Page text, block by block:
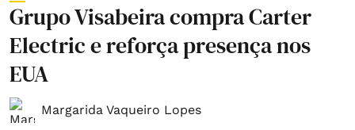
Grupo Visabeira compra Carter
Electric e reforça presença nos
EUA
Margarida Vaqueiro Lopes